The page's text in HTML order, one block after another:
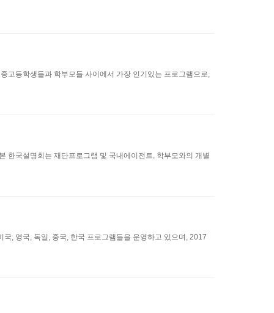
고등학생들과 학부모들 사이에서 가장 인기있는 프로그램으로,
국설명회는 재단프로그램 및 국내에이전트, 학부모와의 개별
, 영국, 독일, 중국, 한국 프로그램들을 운영하고 있으며, 2017